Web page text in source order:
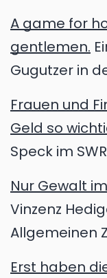
A game for
gentlemen.
Gugutzer in
Frauen und
Geld so
Speck im
Nur Gewalt
Vinzenz
Allgemeinen
Erst haben